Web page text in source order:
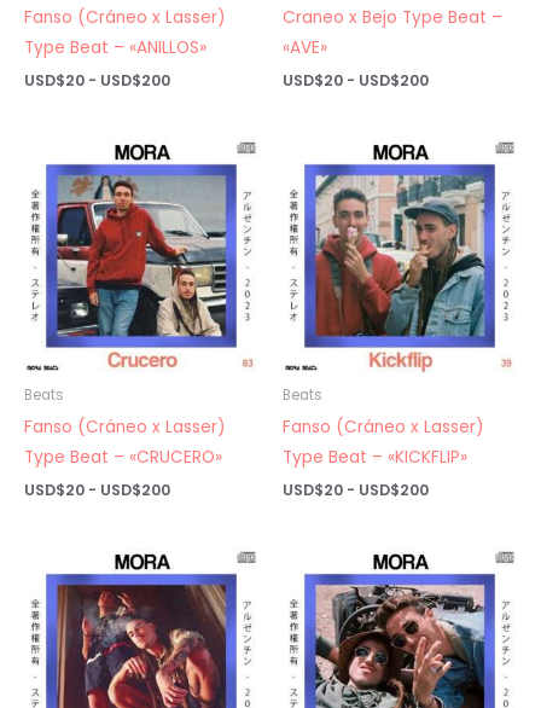
Fanso (Cráneo x Lasser)
Type Beat – «ANILLOS»
USD$20 - USD$200Rango
USD$20
hasta
Craneo x Bejo Type Beat –
«AVE»
USD$20 - USD$200Rango
USD$20
hasta
USD$200
Beats
Fanso (Cráneo x Lasser)
Type Beat – «CRUCERO»
USD$20 - USD$200Rango
USD$20
hasta
USD$200
Beats
Fanso (Cráneo x Lasser)
Type Beat – «KICKFLIP»
USD$20 - USD$200Rango
USD$20
hasta
USD$200